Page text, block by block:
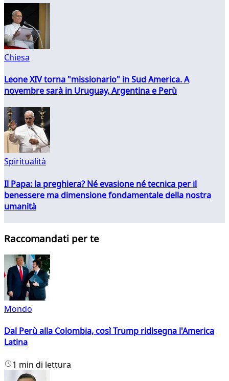
Chiesa
Leone XIV torna "missionario" in Sud America. A
novembre sarà in Uruguay, Argentina e Perù
Spiritualità
Il Papa: la preghiera? Né evasione né tecnica per il
benessere ma dimensione fondamentale della nostra
umanità
Raccomandati per te
Mondo
Dal Perù alla Colombia, così Trump ridisegna l'America
Latina
1 min di lettura